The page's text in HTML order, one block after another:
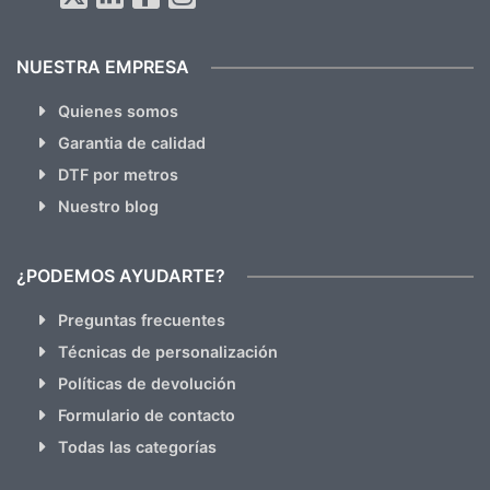
NUESTRA EMPRESA
Quienes somos
Garantia de calidad
DTF por metros
Nuestro blog
¿PODEMOS AYUDARTE?
Preguntas frecuentes
Técnicas de personalización
Políticas de devolución
Formulario de contacto
Todas las categorías